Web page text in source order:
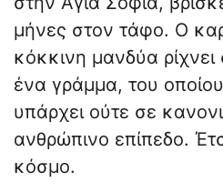
μήνες στον τάφο. Ο
κόκκινη μανδύα ρίχνει
ένα γράμμα, του
υπάρχει ούτε σε
ανθρώπινο επίπεδο.
κόσμο.